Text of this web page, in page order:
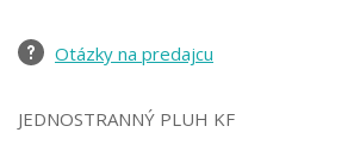
Otázky na predajcu
JEDNOSTRANNÝ PLUH KF